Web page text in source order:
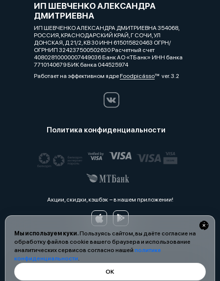
Мы используем куки.Пользуясь сайтом, вы даёте согласие на
обработку файлов cookie вашего браузера и использование
аналитических сервисов согласно нашей политике
конфиденциальности.
ОК
ИП ШЕВЧЕНКО АЛЕКСАНДРА
ДМИТРИЕВНА
ИП ШЕВЧЕНКО АЛЕКСАНДРА ДМИТРИЕВНА 354068,
РОССИЯ, КРАСНОДАРСКИЙ КРАЙ, Г СОЧИ, УЛ
ДОНСКАЯ, Д 21/2, КВ 30 ИНН 615015820463 ОГРН/
ОГРНИП 324237500502630 Расчетный счет
40802810000007449036 Банк АО «ТБанк» ИНН банка
7710140679 БИК банка 044525974
Работает на эффективном ядреFoodpicássover. 3.2
Политика конфиденциальности
Акции, скидки, кэшбэк − в нашем приложении!